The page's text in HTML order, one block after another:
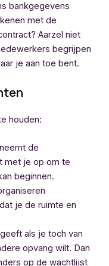
bankgegevens
met de
Aarzel niet
begrijpen
je aan toe bent.
houden:
de
met je op om te
beginnen.
je de ruimte en
als je toch van
opvang wilt. Dan
op de wachtlijst